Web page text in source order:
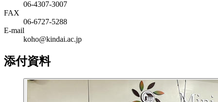
06‐4307‐3007
FAX
06‐6727‐5288
E-mail
koho@kindai.ac.jp
添付資料